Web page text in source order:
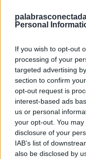
Personal
If you wish to opt-out
processing of your
targeted advertising
section to confirm
opt-out request is
interest-based ads
us or personal
your opt-out. You
disclosure of your
IAB’s list of
also be disclosed by
M
A
L
F
A M
A
M
A L
A
F
L A M
Palabras extra:
A
M
A
A
L
A
L
A M
A